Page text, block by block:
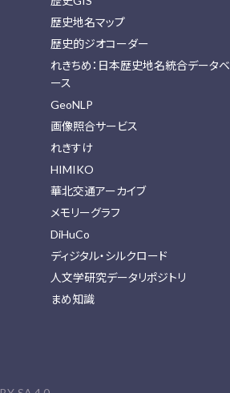
歴史地名マップ
歴史的ジオコーダー
れきちめ：日本歴史地名統合データベ
ース
GeoNLP
画像照合サービス
れきすけ
HIMIKO
華北交通アーカイブ
メモリーグラフ
DiHuCo
ディジタル・シルクロード
人文学研究データリポジトリ
まめ知識